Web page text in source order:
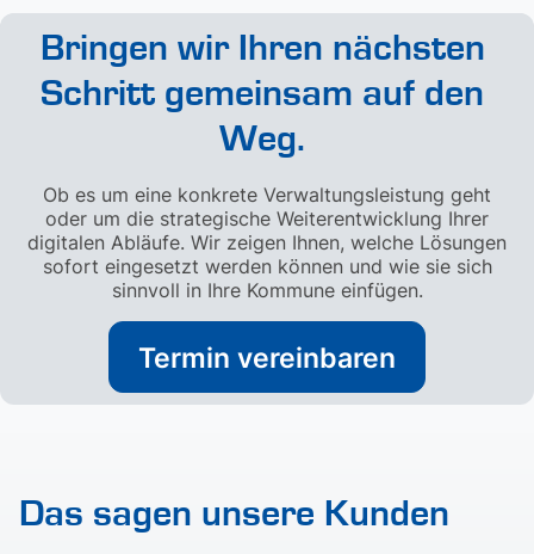
Bringen wir Ihren nächsten
Schritt gemeinsam auf den
Weg.
Ob es um eine konkrete Verwaltungsleistung geht
oder um die strategische Weiterentwicklung Ihrer
digitalen Abläufe. Wir zeigen Ihnen, welche Lösungen
sofort eingesetzt werden können und wie sie sich
sinnvoll in Ihre Kommune einfügen.
Termin vereinbaren
Das sagen unsere Kunden